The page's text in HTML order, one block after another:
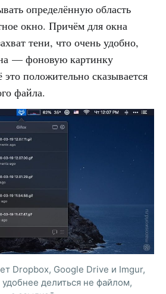
определённую область
окно. Причём для окна
тени, что очень удобно,
— фоновую картинку
это положительно сказывается
файла.
Dropbox, Google Drive и Imgur,
делиться не файлом,